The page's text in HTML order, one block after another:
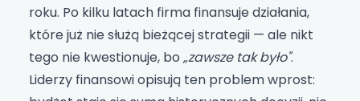
roku. Po kilku latach firma finansuje działania,
które już nie służą bieżącej strategii — ale nikt
tego nie kwestionuje, bo „zawsze tak było".
Liderzy finansowi opisują ten problem wprost: